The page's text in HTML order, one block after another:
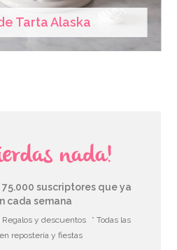
Tarta Alaska
nada!
suscriptores que ya
cada semana
Regalos y descuentos
* Todas las
repostería y fiestas